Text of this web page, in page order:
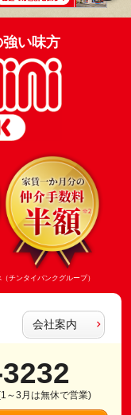
い味方
チンタイバンクグループ）
会社案内
～3月は無休で営業)